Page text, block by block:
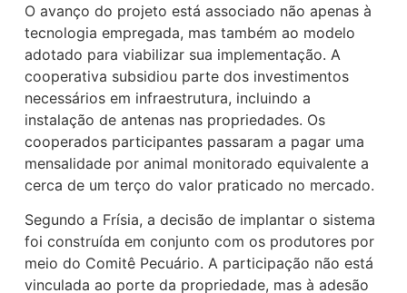
O avanço do projeto está associado não apenas à
tecnologia empregada, mas também ao modelo
adotado para viabilizar sua implementação. A
cooperativa subsidiou parte dos investimentos
necessários em infraestrutura, incluindo a
instalação de antenas nas propriedades. Os
cooperados participantes passaram a pagar uma
mensalidade por animal monitorado equivalente a
cerca de um terço do valor praticado no mercado.
Segundo a Frísia, a decisão de implantar o sistema
foi construída em conjunto com os produtores por
meio do Comitê Pecuário. A participação não está
vinculada ao porte da propriedade, mas à adesão